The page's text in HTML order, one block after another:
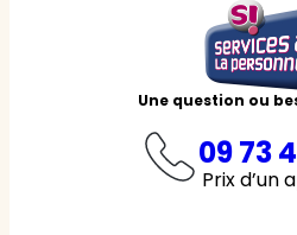
Une question ou
09 73
Prix d’un